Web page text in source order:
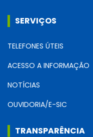
SERVIÇOS
TELEFONES ÚTEIS
ACESSO A INFORMAÇÃO
NOTÍCIAS
OUVIDORIA/E-SIC
TRANSPARÊNCIA